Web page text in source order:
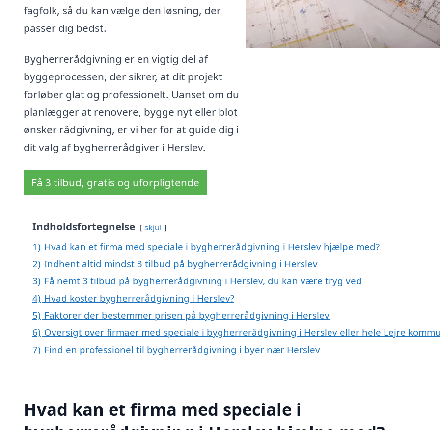
fagfolk, så du kan vælge den løsning, der
passer dig bedst.
Bygherrerådgivning er en vigtig del af
byggeprocessen, der sikrer, at dit projekt
forløber glat og professionelt. Uanset om du
planlægger at renovere, bygge nyt eller blot
ønsker rådgivning, er vi her for at guide dig i
dit valg af bygherrerådgiver i Herslev.
Få 3 tilbud, gratis og uforpligtende
Indholdsfortegnelse skjul
1) Hvad kan et firma med speciale i bygherrerådgivning i Herslev hjælpe med?
2) Indhent altid mindst 3 tilbud på bygherrerådgivning i Herslev
3) Få nemt 3 tilbud på bygherrerådgivning i Herslev, du kan være tryg ved
4) Hvad koster bygherrerådgivning i Herslev?
5) Faktorer der bestemmer prisen på bygherrerådgivning i Herslev
6) Oversigt over firmaer med speciale i bygherrerådgivning i Herslev eller hele Lejre
7) Find en professionel til bygherrerådgivning i byer nær Herslev
Hvad kan et firma med speciale i